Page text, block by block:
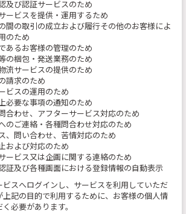
及び認証サービスのため
ービスを提供・運用するため
間の取引の成立および履行その他のお客様によ
のため
あるお客様の管理のため
の梱包・発送業務のため
流サービスの提供のため
請求のため
ビスの運用のため
必要な事項の通知のため
合わせ、アフターサービス対応のため
のご連絡・各種問合わせ対応のため
、問い合わせ、苦情対応のため
および対応のため
ービス又は企画に関する連絡のため
証及び各種画面における登録情報の自動表示
ビスへログインし、サービスを利用していただ
上記の目的で利用するために、お客様の個人情
必要があります。